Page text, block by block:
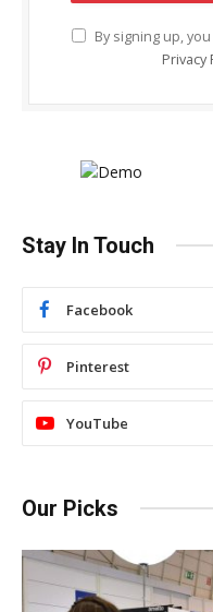
By signing up,
Privacy
Stay In Touch
Facebook
Pinterest
YouTube
Our Picks